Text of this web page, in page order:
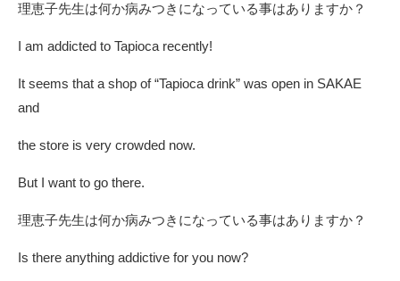
理恵子先生は何か病みつきになっている事はありますか？
I am addicted to Tapioca recently!
It seems that a shop of “Tapioca drink” was open in SAKAE
and
the store is very crowded now.
But I want to go there.
理恵子先生は何か病みつきになっている事はありますか？
Is there anything addictive for you now?